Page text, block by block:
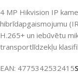
4 MP Hikvision IP
hibrīdapgaismojumu
H.265+ un iebūvētu
transportlīdzekļu
EAN: 4775342532415